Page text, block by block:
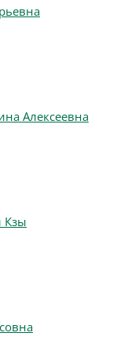
Алексеевна
Кзы